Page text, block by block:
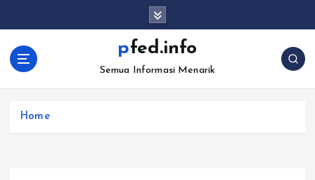
o
pfed.info
Semua Informasi Menarik
Home